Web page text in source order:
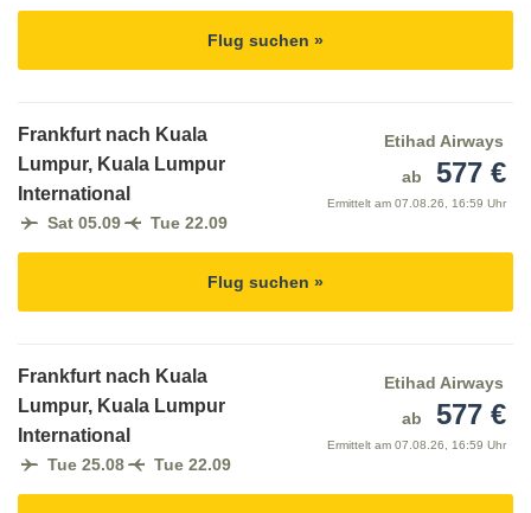
Flug suchen »
Frankfurt nach Kuala
Lumpur, Kuala Lumpur
International
Sat 05.09 Tue 22.09
Etihad Airways
ab
577 €
Ermittelt am 07.08.26, 16:59 Uhr
Flug suchen »
Frankfurt nach Kuala
Lumpur, Kuala Lumpur
International
Tue 25.08 Tue 22.09
Etihad Airways
ab
577 €
Ermittelt am 07.08.26, 16:59 Uhr